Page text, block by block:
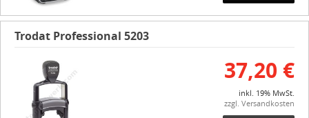
Trodat Professional 5203
37,20 €
inkl. 19% MwSt.
zzgl. Versandkosten